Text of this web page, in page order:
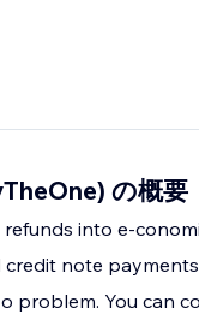
の概要
into e-
credit note
problem. You can